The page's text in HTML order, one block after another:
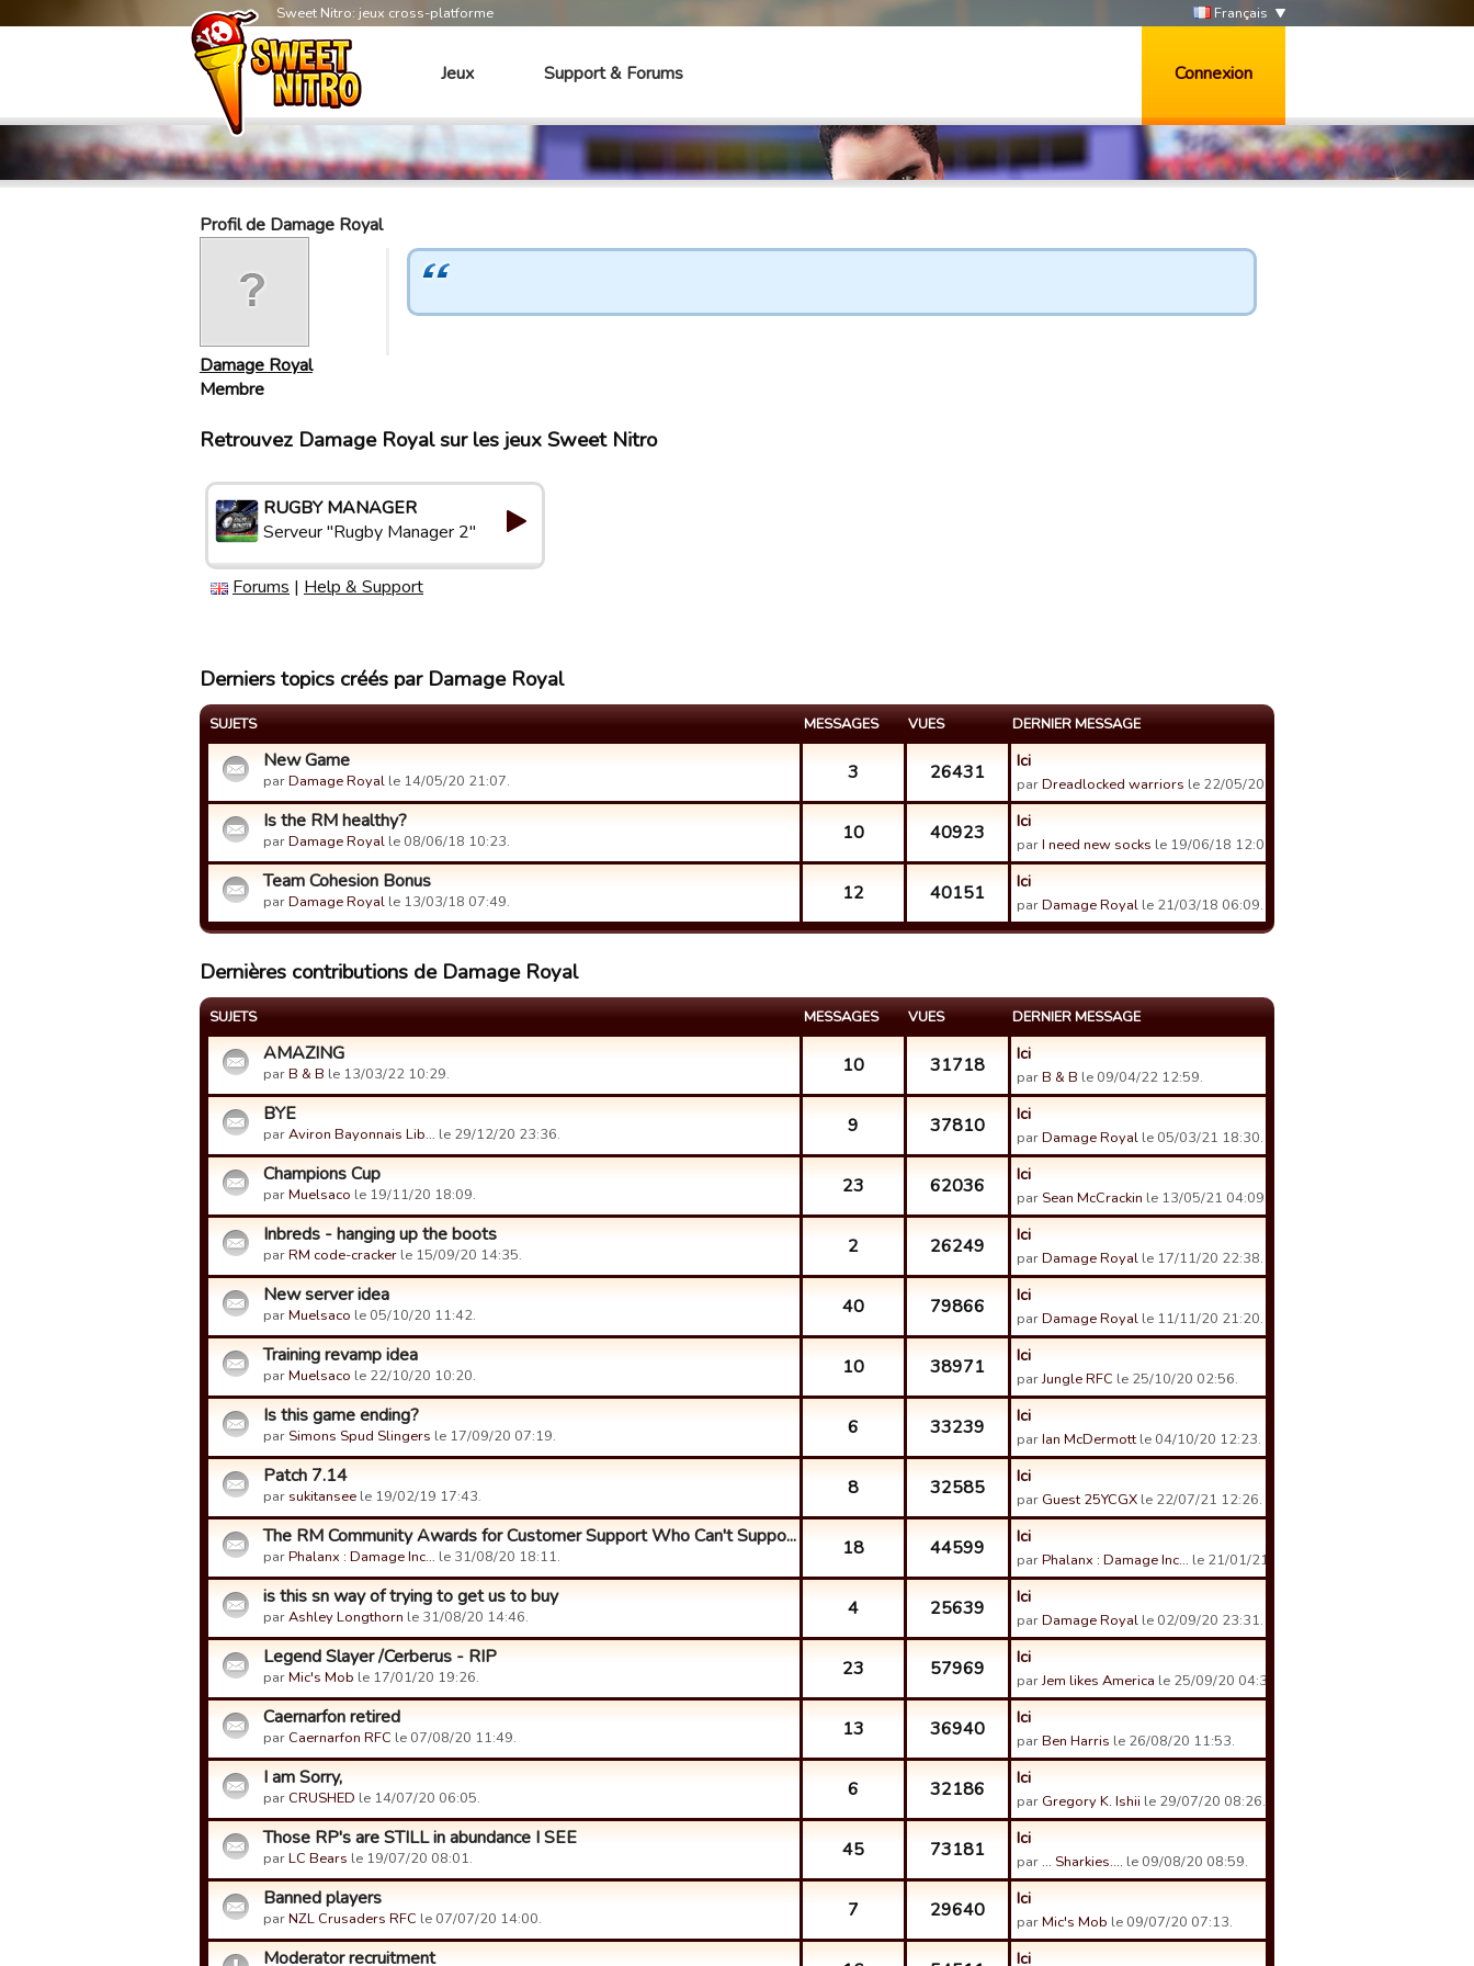
Sweet Nitro: jeux cross-platforme Français
Jeux Support & Forums Connexion
Profil de Damage Royal
Damage Royal
Membre
Retrouvez Damage Royal sur les jeux Sweet Nitro
RUGBY MANAGER
Serveur "Rugby Manager 2"
Forums | Help & Support
Derniers topics créés par Damage Royal
SUJETS MESSAGES VUES DERNIER MESSAGE
New Game
parDamage Royal le 14/05/20 21:07. 3 26431 Ici
parDreadlocked warriors le 22/05/20 01:27.
Is the RM healthy?
parDamage Royal le 08/06/18 10:23. 10 40923 Ici
parI need new socks le 19/06/18 12:03.
Team Cohesion Bonus
parDamage Royal le 13/03/18 07:49. 12 40151 Ici
parDamage Royal le 21/03/18 06:09.
Dernières contributions de Damage Royal
SUJETS MESSAGES VUES DERNIER MESSAGE
AMAZING
parB & B le 13/03/22 10:29. 10 31718 Ici
parB & B le 09/04/22 12:59.
BYE
parAviron Bayonnais Lib… le 29/12/20 23:36. 9 37810 Ici
parDamage Royal le 05/03/21 18:30.
Champions Cup
parMuelsaco le 19/11/20 18:09. 23 62036 Ici
par Sean McCrackin le 13/05/21 04:09.
Inbreds - hanging up the boots
parRM code-cracker le 15/09/20 14:35. 2 26249 Ici
parDamage Royal le 17/11/20 22:38.
New server idea
parMuelsaco le 05/10/20 11:42. 40 79866 Ici
parDamage Royal le 11/11/20 21:20.
Training revamp idea
parMuelsaco le 22/10/20 10:20. 10 38971 Ici
parJungle RFC le 25/10/20 02:56.
Is this game ending?
par Simons Spud Slingers le 17/09/20 07:19. 6 33239 Ici
parIan McDermottle 04/10/20 12:23.
Patch 7.14
par sukitansee le 19/02/19 17:43. 8 32585 Ici
par Guest 25YCGX le 22/07/21 12:26.
The RM Community Awards for Customer Support Who Can't Suppo...
parPhalanx : Damage Inc… le 31/08/20 18:11. 18 44599 Ici
parPhalanx : Damage Inc… le 21/01/21 13:06.
is this sn way of trying to get us to buy
parAshley Longthorn le 31/08/20 14:46. 4 25639 Ici
parDamage Royal le 02/09/20 23:31.
Legend Slayer /Cerberus - RIP
parMic's Mob le 17/01/20 19:26. 23 57969 Ici
parJem likes America le 25/09/20 04:39.
Caernarfon retired
par Caernarfon RFC le 07/08/20 11:49. 13 36940 Ici
parBen Harris le 26/08/20 11:53.
I am Sorry,
par CRUSHED le 14/07/20 06:05. 6 32186 Ici
par Gregory K. Ishii le 29/07/20 08:26.
Those RP's are STILL in abundance I SEE
parLC Bears le 19/07/20 08:01. 45 73181 Ici
par ... Sharkies.... le 09/08/20 08:59.
Banned players
parNZL Crusaders RFC le 07/07/20 14:00. 7 29640 Ici
parMic's Mob le 09/07/20 07:13.
Moderator recruitment Ici